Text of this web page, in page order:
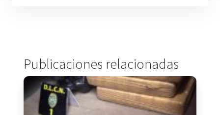
Publicaciones relacionadas